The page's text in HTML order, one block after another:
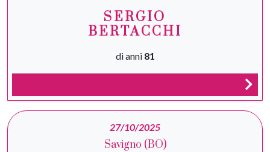
SERGIO
BERTACCHI
di anni 81
27/10/2025
Savigno (BO)